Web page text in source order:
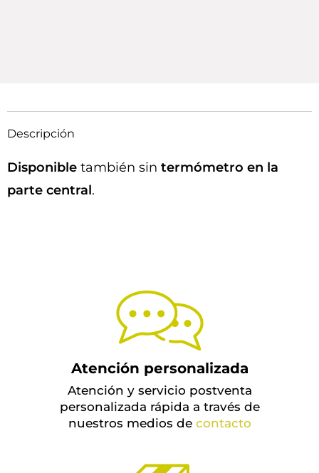
Descripción
Disponible también sin termómetro en la
parte central.
Atención personalizada
Atención y servicio postventa
personalizada rápida a través de
nuestros medios de contacto